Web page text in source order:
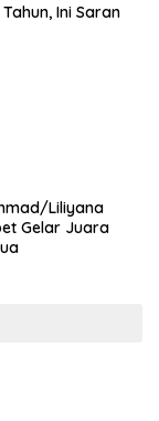
Ini Saran
Liliyana
Gelar Juara